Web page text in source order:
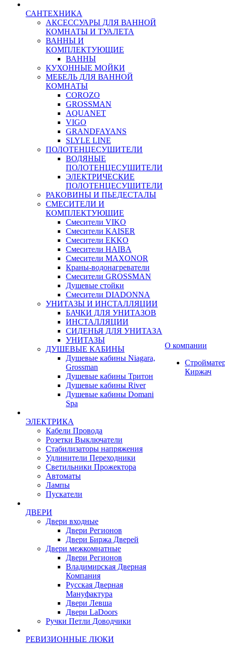
САНТЕХНИКА
АКСЕССУАРЫ ДЛЯ ВАННОЙ
КОМНАТЫ И ТУАЛЕТА
ВАННЫ И
КОМПЛЕКТУЮЩИЕ
ВАННЫ
КУХОННЫЕ МОЙКИ
МЕБЕЛЬ ДЛЯ ВАННОЙ
КОМНАТЫ
COROZO
GROSSMAN
AQUANET
VIGO
GRANDFAYANS
SLYLE LINE
ПОЛОТЕНЦЕСУШИТЕЛИ
ВОДЯНЫЕ
ПОЛОТЕНЦЕСУШИТЕЛИ
ЭЛЕКТРИЧЕСКИЕ
ПОЛОТЕНЦЕСУШИТЕЛИ
РАКОВИНЫ И ПЬЕДЕСТАЛЫ
СМЕСИТЕЛИ И
КОМПЛЕКТУЮЩИЕ
Смесители VIKO
Смесители KAISER
Смесители EKKO
Смесители HAIBA
Смесители MAXONOR
Краны-водонагреватели
Смесители GROSSMAN
Душевые стойки
Смесители DIADONNA
УНИТАЗЫ И ИНСТАЛЛЯЦИИ
БАЧКИ ДЛЯ УНИТАЗОВ
ИНСТАЛЛЯЦИИ
СИДЕНЬЯ ДЛЯ УНИТАЗА
УНИТАЗЫ
ДУШЕВЫЕ КАБИНЫ
Душевые кабины Niagara,
Grossman
Душевые кабины Тритон
Душевые кабины River
Душевые кабины Domani
Spa
ЭЛЕКТРИКА
Кабели Провода
Розетки Выключатели
Стабилизаторы напряжения
Удлинители Переходники
Светильники Прожектора
Автоматы
Лампы
Пускатели
ДВЕРИ
Двери входные
Двери Регионов
Двери Биржа Дверей
Двери межкомнатные
Двери Регионов
Владимирская Дверная
Компания
Русская Дверная
Мануфактура
Двери Левша
Двери LaDoors
Ручки Петли Доводчики
РЕВИЗИОННЫЕ ЛЮКИ
О компании
Киржач